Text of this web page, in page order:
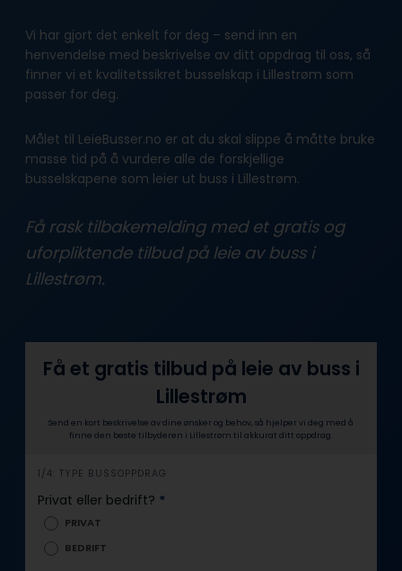
Vi har gjort det enkelt for deg – send inn en
henvendelse med beskrivelse av ditt oppdrag til oss, så
finner vi et kvalitetssikret busselskap i Lillestrøm som
passer for deg.
Målet til LeieBusser.no er at du skal slippe å måtte bruke
masse tid på å vurdere alle de forskjellige
busselskapene som leier ut buss i Lillestrøm.
Få rask tilbakemelding med et gratis og
uforpliktende tilbud på leie av buss i
Lillestrøm.
Få et gratis tilbud på leie av buss i
Lillestrøm
Send en kort beskrivelse av dine ønsker og behov, så hjelper vi deg med å
finne den beste tilbyderen i Lillestrøm til akkurat ditt oppdrag.
i
n
o
1/4: TYPE BUSSOPPDRAG
Privat eller bedrift? *
PRIVAT
BEDRIFT